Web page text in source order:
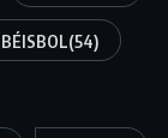
BÉISBOL(54)